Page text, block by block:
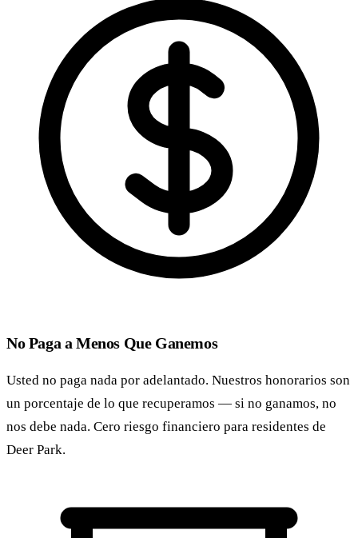
No Paga a Menos Que Ganemos
Usted no paga nada por adelantado. Nuestros honorarios son
un porcentaje de lo que recuperamos — si no ganamos, no
nos debe nada. Cero riesgo financiero para residentes de
Deer Park.